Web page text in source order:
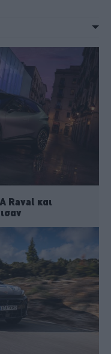
Raval και